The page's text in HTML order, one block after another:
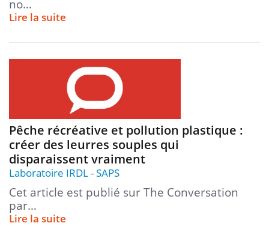
no…
Lire la suite
Pêche récréative et pollution plastique :
créer des leurres souples qui
disparaissent vraiment
Laboratoire IRDL SAPS
Cet article est publié sur The Conversation
par…
Lire la suite